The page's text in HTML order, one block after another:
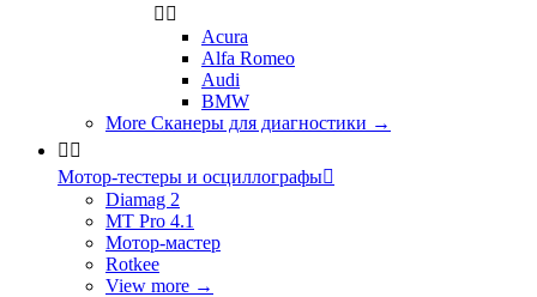
 
Acura
Alfa Romeo
Audi
BMW
More Сканеры для диагностики →
 
Мотор-тестеры и осциллографы
Diamag 2
MT Pro 4.1
Мотор-мастер
Rotkee
View more →